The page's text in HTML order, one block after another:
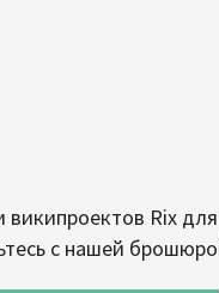
Rix
с нашей